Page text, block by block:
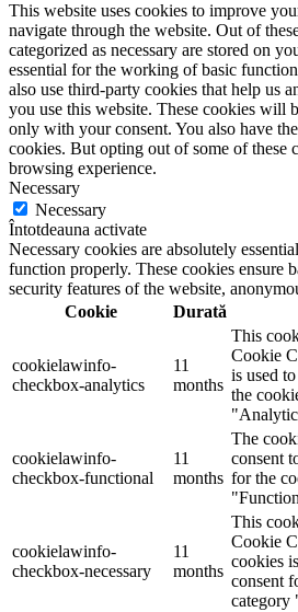
This website uses cookies to improve
navigate through the website. Out of
categorized as necessary are stored on
essential for the working of basic
also use third-party cookies that help us
you use this website. These cookies will
only with your consent. You also have
cookies. But opting out of some of these
browsing experience.
Necessary
Necessary
Întotdeauna activate
Necessary cookies are absolutely
function properly. These cookies ensure
security features of the website,
Cookie
Durată
cookielawinfo-
checkbox-analytics
11
months
This
Cookie
is used
the
cookielawinfo-
checkbox-functional
11
months
The
consent
for the
cookielawinfo-
checkbox-necessary
11
months
This
Cookie
cookies
consent
category